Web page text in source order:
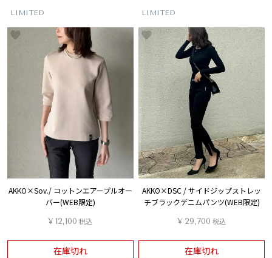
LIMITED
AKKO×Sov./ コットンエアープルオー
バー(WEB限定)
¥ 12,100 税込
在庫切れ
LIMITED
AKKO×DSC / サイドジップストレッ
チブラックデニムパンツ(WEB限定)
¥ 29,700 税込
在庫切れ